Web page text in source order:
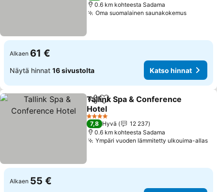
0.6 km kohteesta Sadama
Oma suomalainen saunakokemusKatso
Alkaen 61 €
Näytä hinnat 16 sivustolta Katso hinnat
Jaa Lisää suosikkeihin
Tallink Spa & Conference
Hotel
Katso hinnat
4 Tähtiluokitus
7,8 Hyvä
12 237
0.6 km kohteesta Sadama
Ympäri vuoden lämmitetty ulkouima-allas
Alkaen 55 €